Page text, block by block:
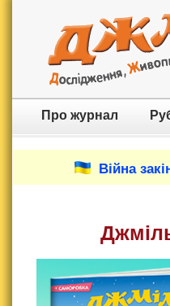
Про журнал
Війна